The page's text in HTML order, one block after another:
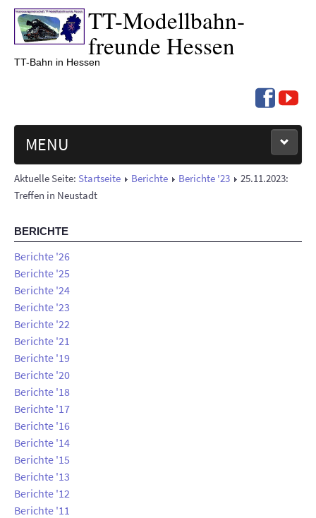
TT-Modell­bahn­
freunde Hessen
TT-Bahn in Hessen
MENU
NEUIGKEITEN
BERICHTE
ÜBER UNS
AUSSTELLUNGEN
TT-ANLAGE
KONTAKT
SUCHE
INTERN
Aktuelle Seite: Startseite Berichte Berichte '23
25.11.2023:
Treffen in Neustadt
BERICHTE
Berichte '26
Berichte '25
Berichte '24
Berichte '23
Berichte '22
Berichte '21
Berichte '19
Berichte '20
Berichte '18
Berichte '17
Berichte '16
Berichte '14
Berichte '15
Berichte '13
Berichte '12
Berichte '11